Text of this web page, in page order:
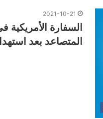
2021-10-21
السفارة
المتصاعد بعد